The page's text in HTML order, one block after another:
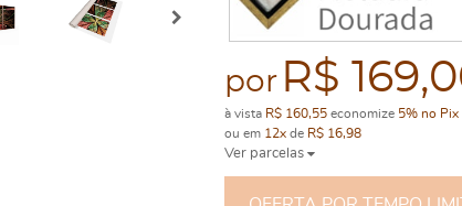
por R$
à vista R$ 160,55economize 5% no Pix
ou em 12xde R$ 16,98
Ver parcelas